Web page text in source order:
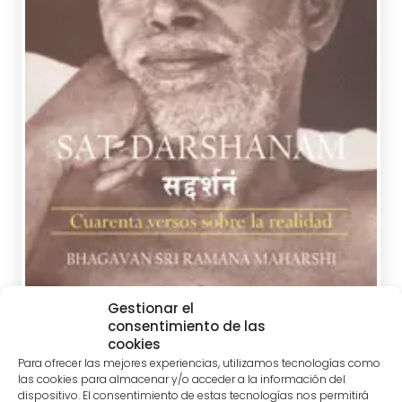
Gestionar el
consentimiento de las
cookies
Para ofrecer las mejores experiencias, utilizamos tecnologías como
las cookies para almacenar y/o acceder a la información del
dispositivo. El consentimiento de estas tecnologías nos permitirá
SRI RAMANA MAHARSHI
tablet_android